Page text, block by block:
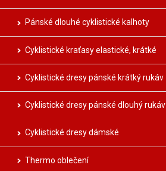
Pánské dlouhé cyklistické kalhoty
Cyklistické kraťasy elastické, krátké
Cyklistické dresy pánské krátký rukáv
Cyklistické dresy pánské dlouhý rukáv
Cyklistické dresy dámské
Thermo oblečení